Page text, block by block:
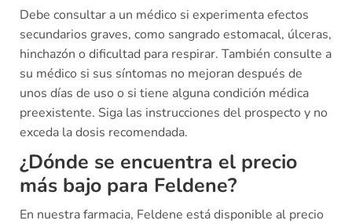
Debe consultar a un médico si experimenta efectos
secundarios graves, como sangrado estomacal, úlceras,
hinchazón o dificultad para respirar. También consulte a
su médico si sus síntomas no mejoran después de
unos días de uso o si tiene alguna condición médica
preexistente. Siga las instrucciones del prospecto y no
exceda la dosis recomendada.
¿Dónde se encuentra el precio
más bajo para Feldene?
En nuestra farmacia, Feldene está disponible al precio